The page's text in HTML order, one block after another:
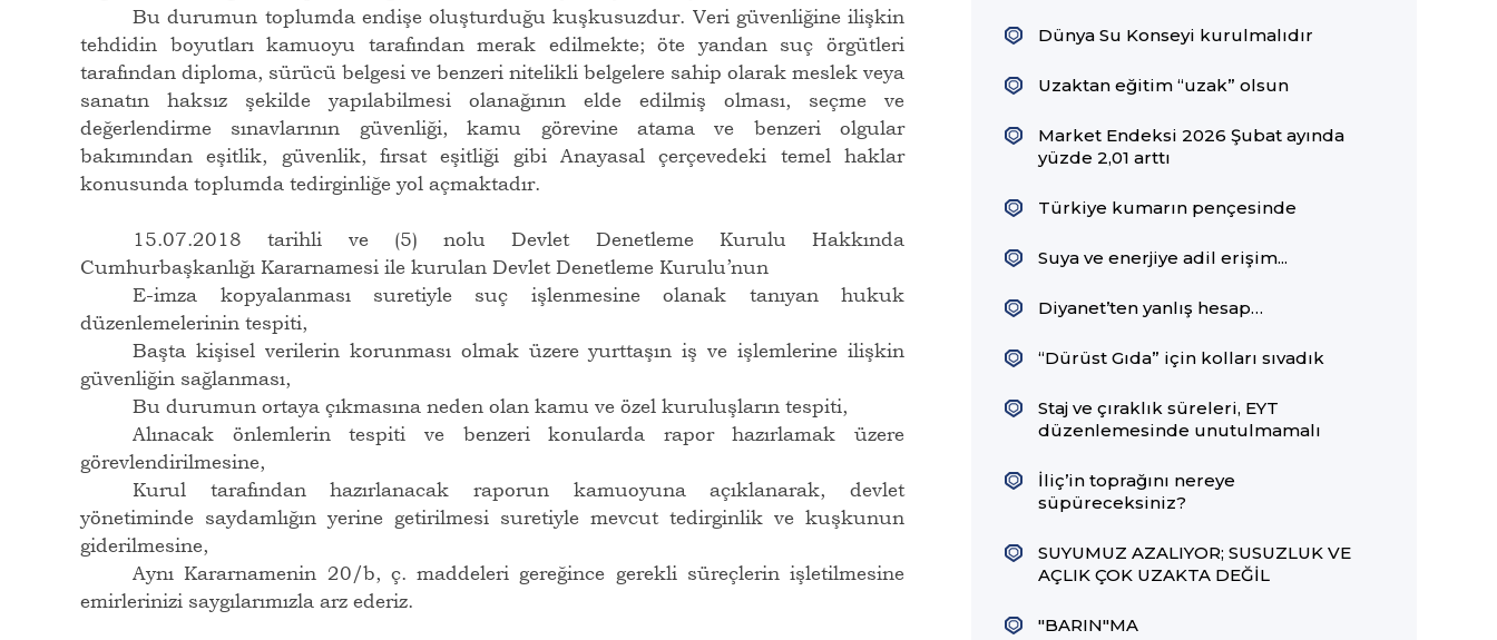
Bu durumun toplumda endişe oluşturduğu kuşkusuzdur. Veri güvenliğine ilişkin
tehdidin boyutları kamuoyu tarafından merak edilmekte; öte yandan suç örgütleri
tarafından diploma, sürücü belgesi ve benzeri nitelikli belgelere sahip olarak meslek veya
sanatın haksız şekilde yapılabilmesi olanağının elde edilmiş olması, seçme ve
değerlendirme sınavlarının güvenliği, kamu görevine atama ve benzeri olgular
bakımından eşitlik, güvenlik, fırsat eşitliği gibi Anayasal çerçevedeki temel haklar
konusunda toplumda tedirginliğe yol açmaktadır.
15.07.2018 tarihli ve (5) nolu Devlet Denetleme Kurulu Hakkında
Cumhurbaşkanlığı Kararnamesi ile kurulan Devlet Denetleme Kurulu’nun
E-imza kopyalanması suretiyle suç işlenmesine olanak tanıyan hukuk
düzenlemelerinin tespiti,
Başta kişisel verilerin korunması olmak üzere yurttaşın iş ve işlemlerine ilişkin
güvenliğin sağlanması,
Bu durumun ortaya çıkmasına neden olan kamu ve özel kuruluşların tespiti,
Alınacak önlemlerin tespiti ve benzeri konularda rapor hazırlamak üzere
görevlendirilmesine,
Kurul tarafından hazırlanacak raporun kamuoyuna açıklanarak, devlet
yönetiminde saydamlığın yerine getirilmesi suretiyle mevcut tedirginlik ve kuşkunun
giderilmesine,
Aynı Kararnamenin 20/b, ç. maddeleri gereğince gerekli süreçlerin işletilmesine
emirlerinizi saygılarımızla arz ederiz.
Dünya Su Konseyi kurulmalıdır
Uzaktan eğitim “uzak” olsun
Market Endeksi 2026 Şubat ayında
yüzde 2,01 arttı
Türkiye kumarın pençesinde
Suya ve enerjiye adil erişim...
Diyanet’ten yanlış hesap…
“Dürüst Gıda” için kolları sıvadık
Staj ve çıraklık süreleri, EYT
düzenlemesinde unutulmamalı
İliç’in toprağını nereye
süpüreceksiniz?
SUYUMUZ AZALIYOR; SUSUZLUK VE
AÇLIK ÇOK UZAKTA DEĞİL
"BARIN"MA